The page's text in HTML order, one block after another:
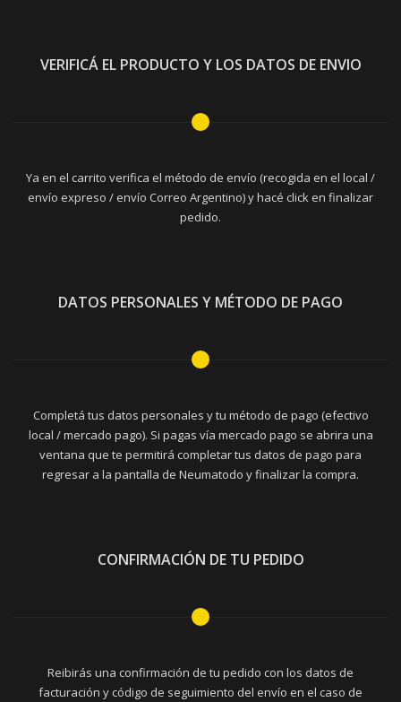
VERIFICÁ EL PRODUCTO Y LOS DATOS DE ENVIO
Ya en el carrito verifica el método de envío (recogida en el local /
envío expreso / envío Correo Argentino) y hacé click en finalizar
pedido.
DATOS PERSONALES Y MÉTODO DE PAGO
Completá tus datos personales y tu método de pago (efectivo
local / mercado pago). Si pagas vía mercado pago se abrira una
ventana que te permitirá completar tus datos de pago para
regresar a la pantalla de Neumatodo y finalizar la compra.
CONFIRMACIÓN DE TU PEDIDO
Reibirás una confirmación de tu pedido con los datos de
facturación y código de seguimiento del envío en el caso de